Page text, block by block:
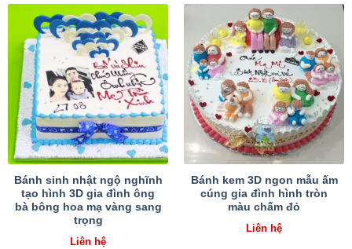
Bánh sinh nhật ngộ nghĩnh
tạo hình 3D gia đình ông
bà bông hoa mạ vàng sang
trọng
Liên hệ
Bánh kem 3D ngon mẫu ấm
cúng gia đình hình tròn
màu chấm đỏ
Liên hệ